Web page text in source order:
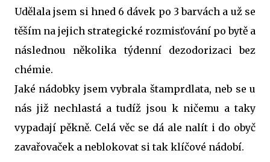
Udělala jsem si hned 6 dávek po 3 barvách a už se
těším na jejich strategické rozmisťování po bytě a
následnou několika týdenní dezodorizaci bez
chémie.
Jaké nádobky jsem vybrala štamprdlata, neb se u
nás již nechlastá a tudíž jsou k ničemu a taky
vypadají pěkně. Celá věc se dá ale nalít i do obyč
zavařovaček a neblokovat si tak klíčové nádobí.